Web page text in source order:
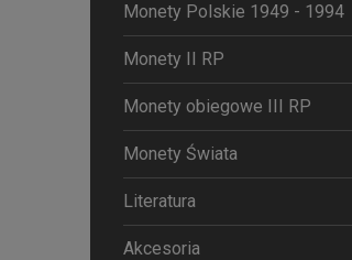
Monety Polskie 1949 - 1994
Monety II RP
Monety obiegowe III RP
Monety Świata
Literatura
Akcesoria